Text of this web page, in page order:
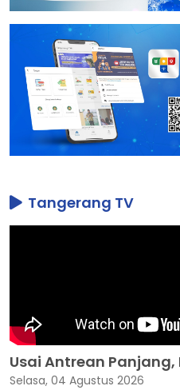
Tangerang TV
Usai Antrean Panjang,
Selasa, 04 Agustus 2026